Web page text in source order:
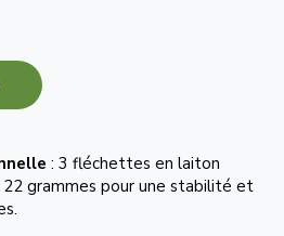
: 3 fléchettes en laiton
grammes pour une stabilité et